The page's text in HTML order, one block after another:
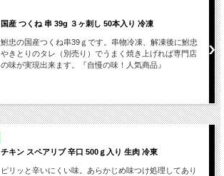
国産 つくね 串 39g ３ヶ刺し 50本入り 冷凍
鮒忠の国産つくね串39ｇです。串物冷凍、解凍後に鮒忠
やきとりのタレ（別売り）でうまく焼き上げれば専門店
の味が実現出来ます。『自慢の味！人気商品』
チキン スペアリブ 辛口 500ｇ入り 生肉 冷東
ピリッと辛いにくい味。あらかじめ味つけ処理してあり